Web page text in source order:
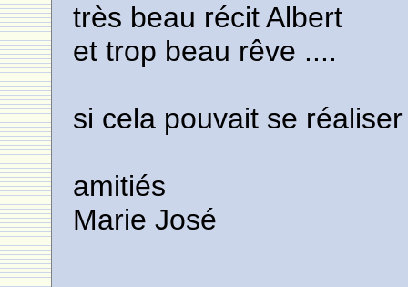
très beau récit Albert
et trop beau rêve ....
si cela pouvait se
amitiés
Marie José